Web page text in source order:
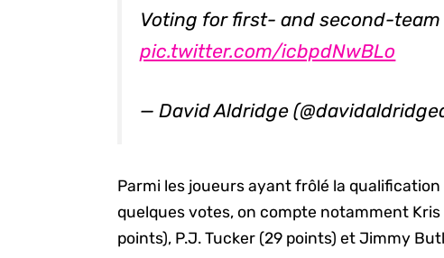
Voting for first- and second-team
pic.twitter.com/icbpdNwBLo
— David Aldridge
Parmi les joueurs ayant frôlé la qualification
quelques votes, on compte notamment Kris
points), P.J. Tucker (29 points) et Jimmy